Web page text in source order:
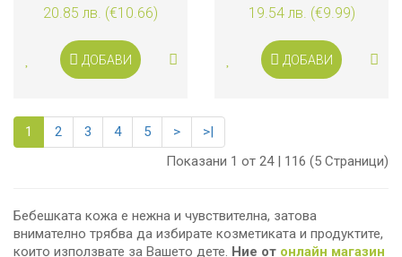
РАЗМЕР 4
20.85 лв. (€10.66)
ДОБАВИ
19.54 лв. (€9.99)
ДОБАВИ
1 2 3 4 5 >
>|
Показани 1 от 24 | 116 (5 Страници)
Бебешката кожа е нежна и чувствителна, затова
внимателно трябва да избирате козметиката и продуктите,
които използвате за Вашето дете. Ние от онлайн магазин